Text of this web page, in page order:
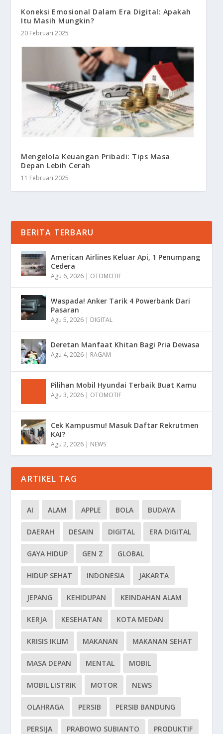
Koneksi Emosional Dalam Era Digital: Apakah
Itu Masih Mungkin?
20 Februari 2025
Mengelola Keuangan Pribadi: Tips Masa
Depan Lebih Cerah
11 Februari 2025
BERITA TERBARU
American Airlines Keluar Api, 1 Penumpang
Cedera
Agu 6, 2026 | OTOMOTIF
Waspada! Anker Tarik 4 Powerbank Dari
Pasaran
Agu 5, 2026 | DIGITAL
Deretan Manfaat Khitan Bagi Pria Dewasa
Agu 4, 2026 | RAGAM
Pilihan Mobil Hyundai Terbaik Buat Kamu
Agu 3, 2026 | OTOMOTIF
Cek Kampusmu! Masuk Daftar Rekrutmen
KAI?
Agu 2, 2026 | NEWS
ARTIKEL TAG
AI ALAM APPLE BOLA BUDAYA
DAERAH DESAIN DIGITAL ERA DIGITAL
GAYA HIDUP GEN Z GLOBAL
HIDUP SEHAT INDONESIA JAKARTA
JEPANG KEHIDUPAN KEINDAHAN ALAM
KERJA KESEHATAN KOTA MEDAN
KRISIS IKLIM MAKANAN MAKANAN SEHAT
MASA DEPAN MENTAL MOBIL
MOBIL LISTRIK MOTOR NEWS
OLAHRAGA PERSIB PERSIB BANDUNG
PERSIJA PRABOWO SUBIANTO PRODUKTIF